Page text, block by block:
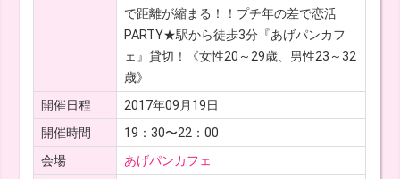
で距離が縮まる！！プチ年の差で恋活
PARTY★駅から徒歩3分『あげパンカフ
ェ』貸切！《女性20～29歳、男性23～32
歳》
開催日程
2017年09月19日
開催時間
19：30〜22：00
会場
あげパンカフェ